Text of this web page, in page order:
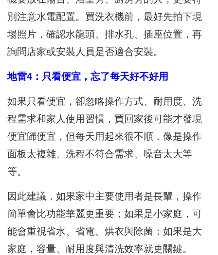
別注意水電配置。買洗衣機前，最好先拍下現
場照片，確認水龍頭、排水孔、插座位置，再
詢問店家或安裝人員是否適合安裝。
地雷4：只看便宜，忘了每天好不好用
如果只看便宜，卻忽略操作方式、耐用度、洗
程需求和家人使用習慣，買回家後可能才發現
便宜歸便宜，但每天用起來很不順，像是操作
面板太複雜、洗程不符合需求、噪音太大等
等。
因此建議，如果家中主要使用者是長輩，操作
簡單會比功能華麗更重要；如果是小家庭，可
能會重視省水、省電、烘衣與除菌；如果是大
家庭，容量、耐用度與清洗效率就更關鍵。